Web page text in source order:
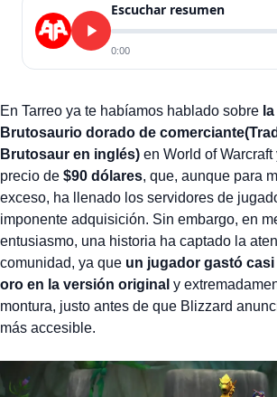
Escuchar resumen
0:00
En Tarreo ya te habíamos hablado sobre
Brutosaurio dorado de
Brutosaur en inglés) en World of
precio de $90 dólares, que, aunque para
exceso, ha llenado los servidores de
imponente adquisición. Sin embargo, en
entusiasmo, una historia ha captado la
comunidad, ya que un jugador gastó
oro en la versión original y
montura, justo antes de que Blizzard
más accesible.